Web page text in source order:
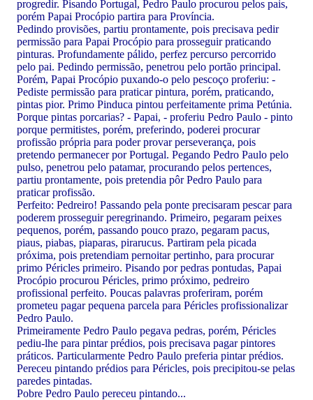
progredir. Pisando Portugal, Pedro Paulo procurou pelos pais,
porém Papai Procópio partira para Província.
Pedindo provisões, partiu prontamente, pois precisava pedir
permissão para Papai Procópio para prosseguir praticando
pinturas. Profundamente pálido, perfez percurso percorrido
pelo pai. Pedindo permissão, penetrou pelo portão principal.
Porém, Papai Procópio puxando-o pelo pescoço proferiu: -
Pediste permissão para praticar pintura, porém, praticando,
pintas pior. Primo Pinduca pintou perfeitamente prima Petúnia.
Porque pintas porcarias? - Papai, - proferiu Pedro Paulo - pinto
porque permitistes, porém, preferindo, poderei procurar
profissão própria para poder provar perseverança, pois
pretendo permanecer por Portugal. Pegando Pedro Paulo pelo
pulso, penetrou pelo patamar, procurando pelos pertences,
partiu prontamente, pois pretendia pôr Pedro Paulo para
praticar profissão.
Perfeito: Pedreiro! Passando pela ponte precisaram pescar para
poderem prosseguir peregrinando. Primeiro, pegaram peixes
pequenos, porém, passando pouco prazo, pegaram pacus,
piaus, piabas, piaparas, pirarucus. Partiram pela picada
próxima, pois pretendiam pernoitar pertinho, para procurar
primo Péricles primeiro. Pisando por pedras pontudas, Papai
Procópio procurou Péricles, primo próximo, pedreiro
profissional perfeito. Poucas palavras proferiram, porém
prometeu pagar pequena parcela para Péricles profissionalizar
Pedro Paulo.
Primeiramente Pedro Paulo pegava pedras, porém, Péricles
pediu-lhe para pintar prédios, pois precisava pagar pintores
práticos. Particularmente Pedro Paulo preferia pintar prédios.
Pereceu pintando prédios para Péricles, pois precipitou-se pelas
paredes pintadas.
Pobre Pedro Paulo pereceu pintando...